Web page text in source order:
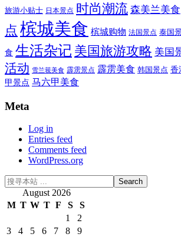
旅游小贴士 日本景点 时尚潮流 森美兰美食
点 槟城美食 槟城购物 法国景点 泰国
食 生活杂记 美国旅游攻略 美国
活动 雪兰莪美食 霹雳景点 霹雳美食 韩国景点 香
甲景点 马六甲美食
Footer
Meta
Log in
Entries feed
Comments feed
WordPress.org
搜
本
...
August 2026
M T W T F S
S
1
2
3
4 5 6 7 8
9